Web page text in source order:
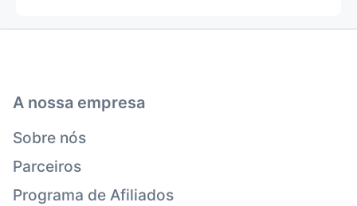
A nossa empresa
Sobre nós
Parceiros
Programa de Afiliados